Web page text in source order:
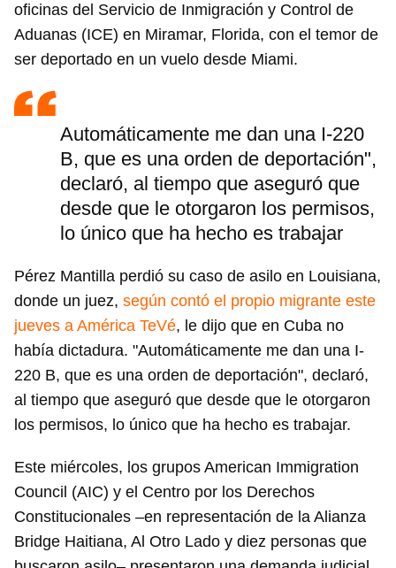
oficinas del Servicio de Inmigración y Control de
Aduanas (ICE) en Miramar, Florida, con el temor de
ser deportado en un vuelo desde Miami.
Automáticamente me dan una I-220
B, que es una orden de deportación",
declaró, al tiempo que aseguró que
desde que le otorgaron los permisos,
lo único que ha hecho es trabajar
Pérez Mantilla perdió su caso de asilo en Louisiana,
donde un juez, según contó el propio migrante este
jueves a América TeVé, le dijo que en Cuba no
había dictadura. "Automáticamente me dan una I-
220 B, que es una orden de deportación", declaró,
al tiempo que aseguró que desde que le otorgaron
los permisos, lo único que ha hecho es trabajar.
Este miércoles, los grupos American Immigration
Council (AIC) y el Centro por los Derechos
Constitucionales –en representación de la Alianza
Bridge Haitiana, Al Otro Lado y diez personas que